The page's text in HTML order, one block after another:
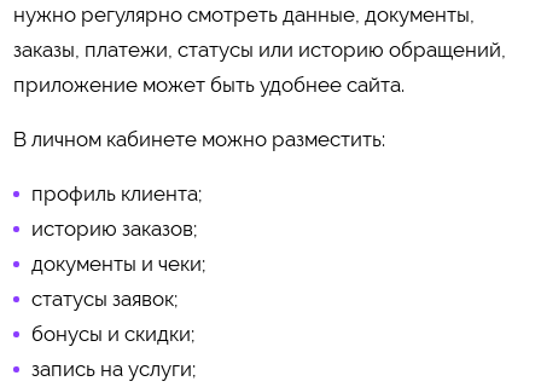
нужно регулярно смотреть данные, документы,
заказы, платежи, статусы или историю обращений,
приложение может быть удобнее сайта.
В личном кабинете можно разместить:
профиль клиента;
историю заказов;
документы и чеки;
статусы заявок;
бонусы и скидки;
запись на услуги;